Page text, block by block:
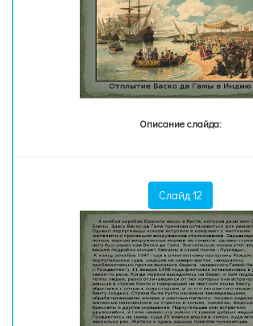
Описание слайда:
Слайд 12